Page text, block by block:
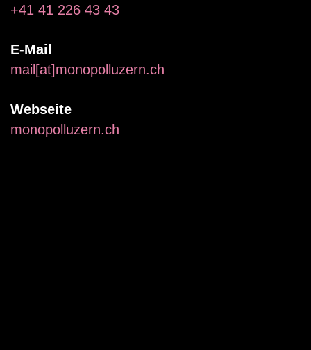
+41 41 226 43 43
E-Mail
mail[at]monopolluzern.ch
Webseite
monopolluzern.ch